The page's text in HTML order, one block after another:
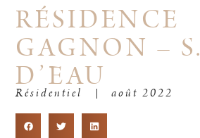
RÉSIDENCE
GAGNON – S.
D’EAU
Résidentiel août 2022